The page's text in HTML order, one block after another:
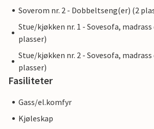
Soverom nr. 2 - Dobbeltseng(er) (2
Stue/kjøkken nr. 1 - Sovesofa,
plasser)
Stue/kjøkken nr. 2 - Sovesofa,
plasser)
Fasiliteter
Gass/el.komfyr
Kjøleskap